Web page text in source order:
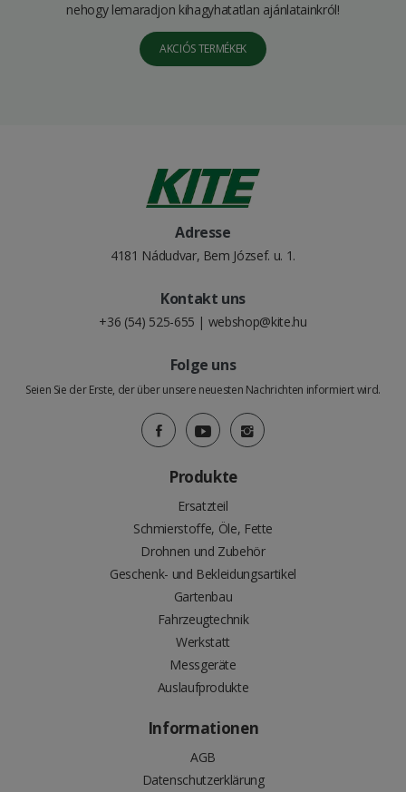
nehogy lemaradjon kihagyhatatlan ajánlatainkról!
AKCIÓS TERMÉKEK
Adresse
4181 Nádudvar, Bem József. u. 1.
Kontakt uns
+36 (54) 525-655 | webshop@kite.hu
Folge uns
Seien Sie der Erste, der über unsere neuesten Nachrichten informiert wird.
Produkte
Ersatzteil
Schmierstoffe, Öle, Fette
Drohnen und Zubehör
Geschenk- und Bekleidungsartikel
Gartenbau
Fahrzeugtechnik
Werkstatt
Messgeräte
Auslaufprodukte
Informationen
AGB
Datenschutzerklärung